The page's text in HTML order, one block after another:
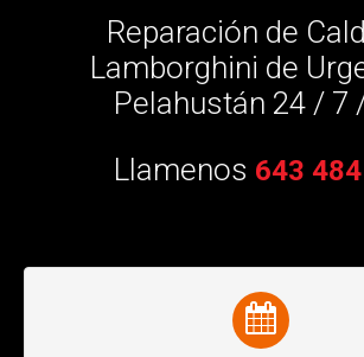
Reparación de
Lamborghini de
Pelahustán 24 / 7
Llamenos 643